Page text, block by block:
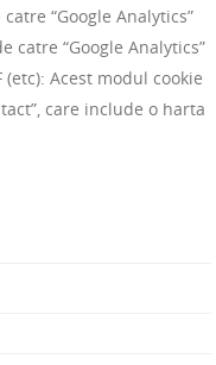
“Google Analytics”
catre “Google Analytics”
(etc): Acest modul cookie
care include o harta